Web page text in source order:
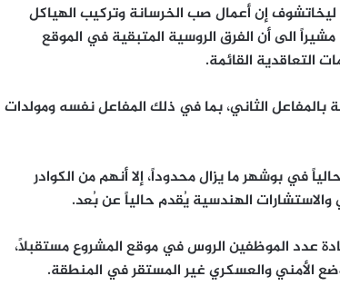
إن أعمال صب الخرسانة وتركيب الهياكل
الى أن الفرق الروسية المتبقية في الموقع
التعاقدية القائمة.
الثاني، بما في ذلك المفاعل نفسه ومولدات
في بوشهر ما يزال محدوداً، إلا أنهم من الكوادر
والاستشارات الهندسية يُقدم حالياً عن بُعد.
عدد الموظفين الروس في موقع المشروع مستقبلاً،
الأمني والعسكري غير المستقر في المنطقة.